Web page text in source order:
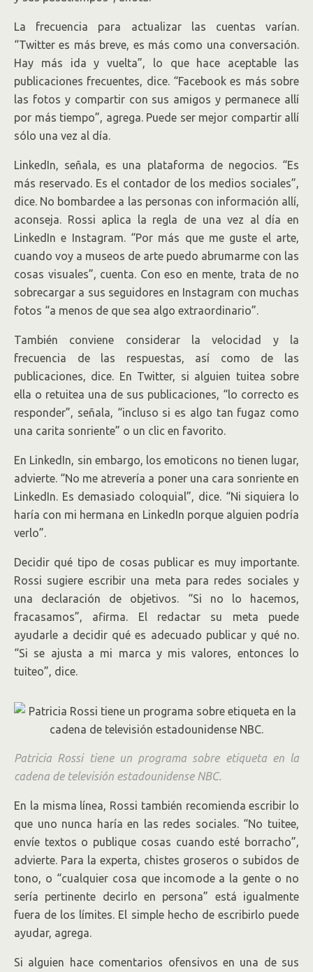
La frecuencia para actualizar las cuentas varían.
“Twitter es más breve, es más como una conversación.
Hay más ida y vuelta”, lo que hace aceptable las
publicaciones frecuentes, dice. “Facebook es más sobre
las fotos y compartir con sus amigos y permanece allí
por más tiempo”, agrega. Puede ser mejor compartir allí
sólo una vez al día.
LinkedIn, señala, es una plataforma de negocios. “Es
más reservado. Es el contador de los medios sociales”,
dice. No bombardee a las personas con información allí,
aconseja. Rossi aplica la regla de una vez al día en
LinkedIn e Instagram. “Por más que me guste el arte,
cuando voy a museos de arte puedo abrumarme con las
cosas visuales”, cuenta. Con eso en mente, trata de no
sobrecargar a sus seguidores en Instagram con muchas
fotos “a menos de que sea algo extraordinario”.
También conviene considerar la velocidad y la
frecuencia de las respuestas, así como de las
publicaciones, dice. En Twitter, si alguien tuitea sobre
ella o retuitea una de sus publicaciones, “lo correcto es
responder”, señala, “incluso si es algo tan fugaz como
una carita sonriente” o un clic en favorito.
En LinkedIn, sin embargo, los emoticons no tienen lugar,
advierte. “No me atrevería a poner una cara sonriente en
LinkedIn. Es demasiado coloquial”, dice. “Ni siquiera lo
haría con mi hermana en LinkedIn porque alguien podría
verlo”.
Decidir qué tipo de cosas publicar es muy importante.
Rossi sugiere escribir una meta para redes sociales y
una declaración de objetivos. “Si no lo hacemos,
fracasamos”, afirma. El redactar su meta puede
ayudarle a decidir qué es adecuado publicar y qué no.
“Si se ajusta a mi marca y mis valores, entonces lo
tuiteo”, dice.
Patricia Rossi tiene un programa sobre etiqueta en la
cadena de televisión estadounidense NBC.
En la misma línea, Rossi también recomienda escribir lo
que uno nunca haría en las redes sociales. “No tuitee,
envíe textos o publique cosas cuando esté borracho”,
advierte. Para la experta, chistes groseros o subidos de
tono, o “cualquier cosa que incomode a la gente o no
sería pertinente decirlo en persona” está igualmente
fuera de los límites. El simple hecho de escribirlo puede
ayudar, agrega.
Si alguien hace comentarios ofensivos en una de sus